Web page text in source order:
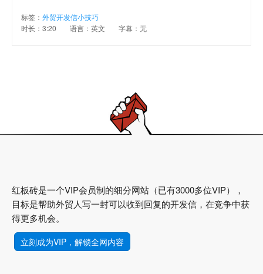
标签： 外贸开发信小技巧
时长：3:20
语言：英文 字幕：无
红板砖是一个VIP会员制的细分网站（已有3000多位VIP），
目标是帮助外贸人写一封可以收到回复的开发信，在竞争中获
得更多机会。
立刻成为VIP，解锁全网内容